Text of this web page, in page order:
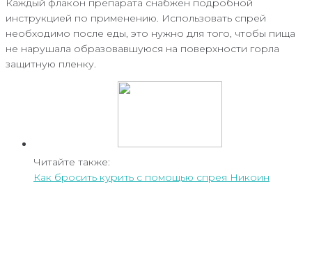
Каждый флакон препарата снабжен подробной
инструкцией по применению. Использовать спрей
необходимо после еды, это нужно для того, чтобы пища
не нарушала образовавшуюся на поверхности горла
защитную пленку.
Читайте также:
Как бросить курить с помощью спрея Никоин